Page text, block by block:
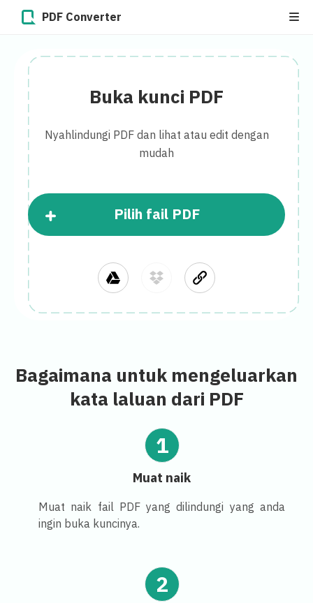
PDF Converter
Buka kunci PDF
Nyahlindungi PDF dan lihat atau edit dengan
mudah
Pilih fail PDF
Bagaimana untuk mengeluarkan
kata laluan dari PDF
1
Muat naik
Muat naik fail PDF yang dilindungi yang anda
ingin buka kuncinya.
2